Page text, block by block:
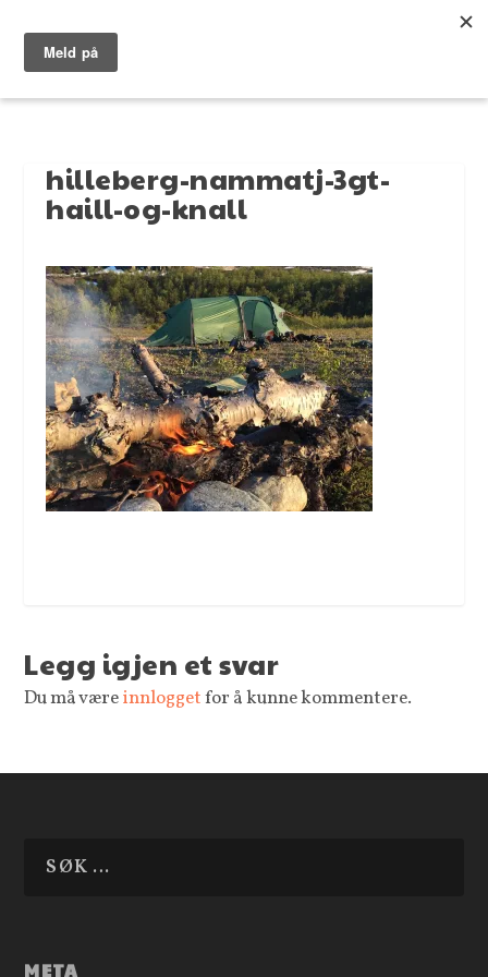
hilleberg-nammatj-3gt-
haill-og-knall
Legg igjen et svar
Du må væreinnloggetfor å kunne kommentere.
META